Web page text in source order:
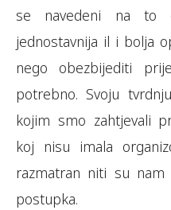
se navedeni na to
jednostavnija il i bolja
nego obezbijediti
potrebno. Svoju
kojim smo zahtjevali
koj nisu imala
razmatran niti su nam
postupka.